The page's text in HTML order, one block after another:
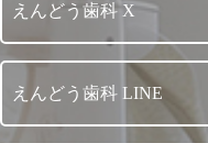
えんどう歯科 X
えんどう歯科 LINE